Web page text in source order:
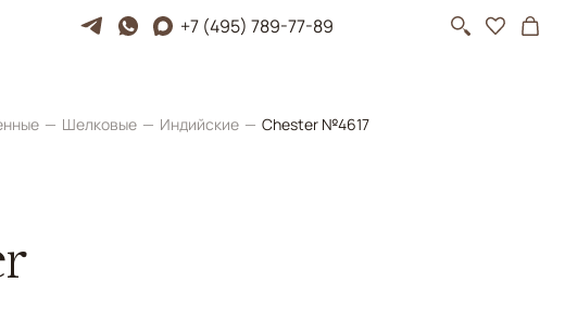
+7 (495) 789-77-89
Шелковые Индийские Chester №4617